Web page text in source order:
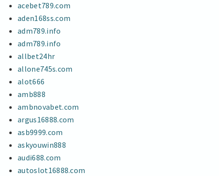
acebet789.com
aden168ss.com
adm789.info
adm789.info
allbet24hr
allone745s.com
alot666
amb888
ambnovabet.com
argus16888.com
asb9999.com
askyouwin888
audi688.com
autoslot16888.com